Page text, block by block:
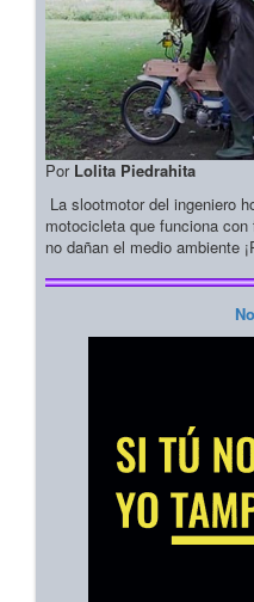
Por Lolita Piedrahita
La slootmotor del ingeniero
motocicleta que funciona
no dañan el medio ambiente